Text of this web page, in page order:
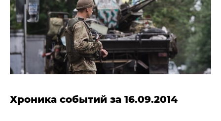
Хроника событий за 16.09.2014